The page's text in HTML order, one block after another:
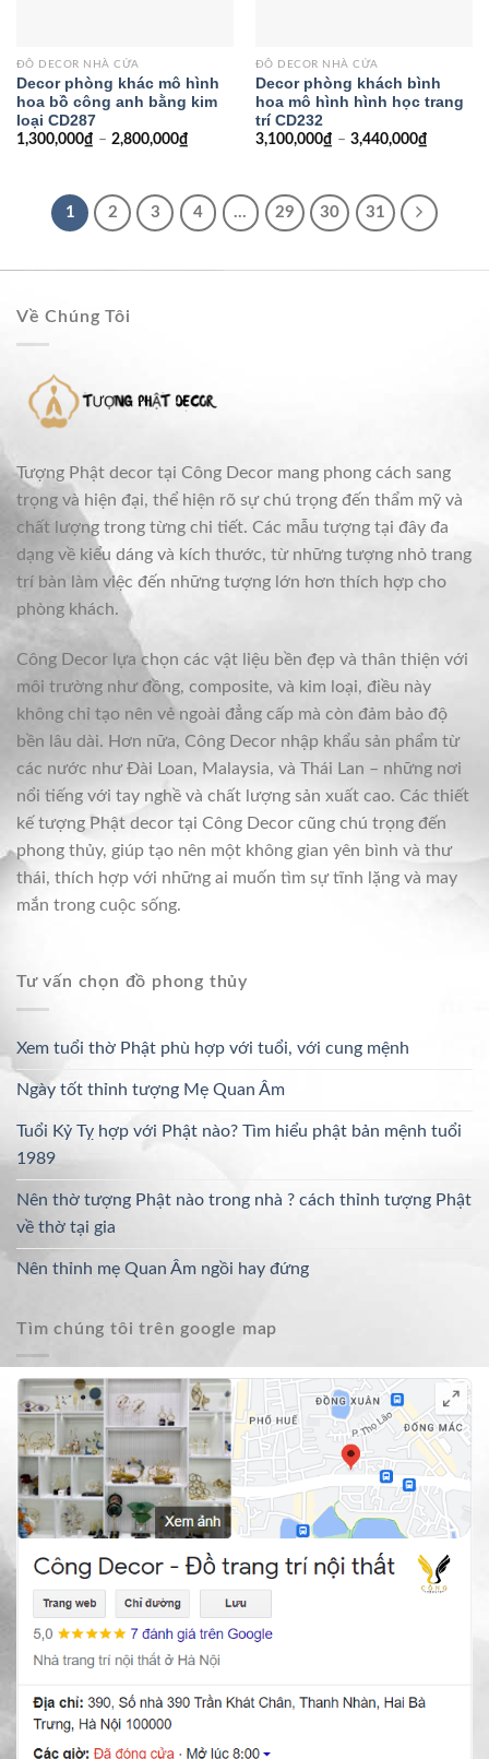
ĐỒ DECOR NHÀ CỬA
Decor phòng khác mô hình
hoa bồ công anh bằng kim
loại CD287
1,300,000₫ – 2,800,000₫
ĐỒ DECOR NHÀ CỬA
Decor phòng khách bình
hoa mô hình hình học trang
trí CD232
3,100,000₫ – 3,440,000₫
1 2 3 4 … 29 30 31
Về Chúng Tôi
Tượng Phật decor tại Công Decor mang phong cách sang
trọng và hiện đại, thể hiện rõ sự chú trọng đến thẩm mỹ và
chất lượng trong từng chi tiết. Các mẫu tượng tại đây đa
dạng về kiểu dáng và kích thước, từ những tượng nhỏ trang
trí bàn làm việc đến những tượng lớn hơn thích hợp cho
phòng khách.
Công Decor lựa chọn các vật liệu bền đẹp và thân thiện với
môi trường như đồng, composite, và kim loại, điều này
không chỉ tạo nên vẻ ngoài đẳng cấp mà còn đảm bảo độ
bền lâu dài. Hơn nữa, Công Decor nhập khẩu sản phẩm từ
các nước như Đài Loan, Malaysia, và Thái Lan – những nơi
nổi tiếng với tay nghề và chất lượng sản xuất cao. Các thiết
kế tượng Phật decor tại Công Decor cũng chú trọng đến
phong thủy, giúp tạo nên một không gian yên bình và thư
thái, thích hợp với những ai muốn tìm sự tĩnh lặng và may
mắn trong cuộc sống.
Tư vấn chọn đồ phong thủy
Xem tuổi thờ Phật phù hợp với tuổi, với cung mệnh
Ngày tốt thỉnh tượng Mẹ Quan Âm
Tuổi Kỷ Tỵ hợp với Phật nào? Tìm hiểu phật bản mệnh tuổi
1989
Nên thờ tượng Phật nào trong nhà ? cách thỉnh tượng Phật
về thờ tại gia
Nên thỉnh mẹ Quan Âm ngồi hay đứng
Tìm chúng tôi trên google map